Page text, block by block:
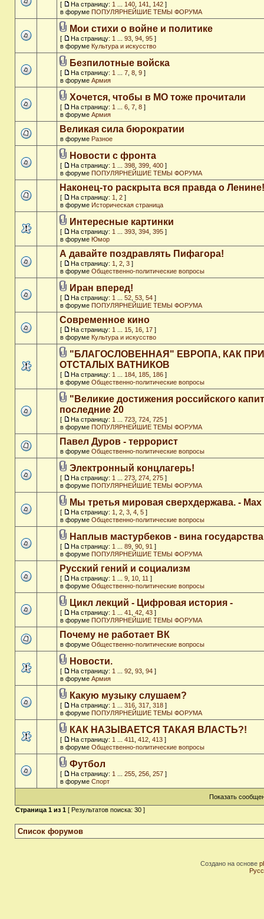
[ На страницу: 1 140 141 142 ]
в форуме ПОПУЛЯРНЕЙШИЕ ТЕМЫ ФОРУМА
Мои стихи о войне и политике
[ На страницу: 1 93 94 95 ]
в форуме Культура и искусство
Безпилотные войска
[ На страницу: 1 7 8 9 ]
в форуме Армия
Хочется, чтобы в МО тоже прочитали
[ На страницу: 1 6 7 8 ]
в форуме Армия
Великая сила бюрократии
в форуме Разное
Новости с фронта
[ На страницу: 1 398 399 400 ]
в форуме ПОПУЛЯРНЕЙШИЕ ТЕМЫ ФОРУМА
Наконец-то раскрыта вся правда о Ленине!
[ На страницу: 1 2 ]
в форуме Историческая страница
Интересные картинки
[ На страницу: 1 393 394 395 ]
в форуме Юмор
А давайте поздравлять Пифагора!
[ На страницу: 1 2 3 ]
в форуме Общественно-политические вопросы
Иран вперед!
[ На страницу: 1 52 53 54 ]
в форуме ПОПУЛЯРНЕЙШИЕ ТЕМЫ ФОРУМА
Современное кино
[ На страницу: 1 15 16 17 ]
в форуме Культура и искусство
"БЛАГОСЛОВЕННАЯ" ЕВРОПА, КАК
ОТСТАЛЫХ ВАТНИКОВ
[ На страницу: 1 184 185 186 ]
в форуме Общественно-политические вопросы
"Великие достижения российского
последние 20
[ На страницу: 1 723 724 725 ]
в форуме ПОПУЛЯРНЕЙШИЕ ТЕМЫ ФОРУМА
Павел Дуров - террорист
в форуме Общественно-политические вопросы
Электронный концлагерь!
[ На страницу: 1 273 274 275 ]
в форуме ПОПУЛЯРНЕЙШИЕ ТЕМЫ ФОРУМА
Мы третья мировая сверхдержава. - Max
[ На страницу: 1 2 3 4 5 ]
в форуме Общественно-политические вопросы
Наплыв мастурбеков - вина государства
[ На страницу: 1 89 90 91 ]
в форуме ПОПУЛЯРНЕЙШИЕ ТЕМЫ ФОРУМА
Русский гений и социализм
[ На страницу: 1 9 10 11 ]
в форуме Общественно-политические вопросы
Цикл лекций - Цифровая история -
[ На страницу: 1 41 42 43 ]
в форуме ПОПУЛЯРНЕЙШИЕ ТЕМЫ ФОРУМА
Почему не работает ВК
в форуме Общественно-политические вопросы
Новости.
[ На страницу: 1 92 93 94 ]
в форуме Армия
Какую музыку слушаем?
[ На страницу: 1 316 317 318 ]
в форуме ПОПУЛЯРНЕЙШИЕ ТЕМЫ ФОРУМА
КАК НАЗЫВАЕТСЯ ТАКАЯ ВЛАСТЬ?!
[ На страницу: 1 411 412 413 ]
в форуме Общественно-политические вопросы
Футбол
[ На страницу: 1 255 256 257 ]
в форуме Спорт
Показать
Страница 1 из 1 [ Результатов поиска: 30 ]
Список форумов
Создано на основе